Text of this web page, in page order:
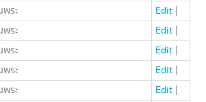
พระ Edit |
พระ Edit |
พระ Edit |
พระ Edit |
พระ Edit |